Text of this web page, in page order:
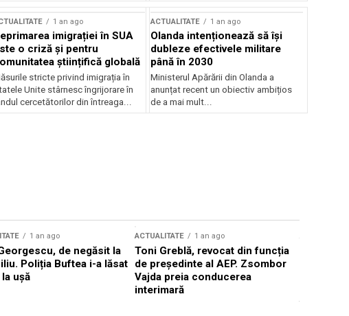
1 an ago
imigrației în SUA
o criză și pentru
științifică globală
stricte privind imigrația în
Unite stârnesc îngrijorare în
cercetătorilor din întreaga...
ACTUALITATE 1 an ago
Olanda intenționează să își
dubleze efectivele militare
până în 2030
Ministerul Apărării din Olanda a
anunțat recent un obiectiv ambițios
de a mai mult...
1 an ago
de negăsit la
Poliția Buftea i-a lăsat
ușă
ACTUALITATE 1 an ago
Toni Greblă, revocat din funcția
de președinte al AEP. Zsombor
Vajda preia conducerea
interimară